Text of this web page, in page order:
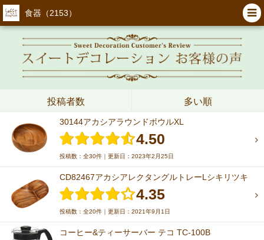
食器（2153）
投稿者数 多い順
30144アカシアラウンドボウルXL
4.50
投稿数：全30件｜更新日：2023年2月25日
CD82467アカシアレクタングルトレーLシキリツキ
4.35
投稿数：全20件｜更新日：2021年9月1日
コーヒー&ティーサーバー テコ TC-100B